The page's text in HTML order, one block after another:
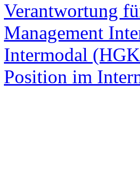
Verantwortung
Management
Intermodal
Position im